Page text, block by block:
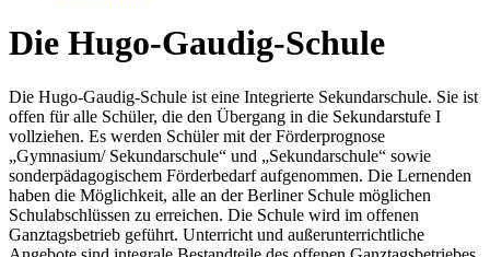
Die Hugo-Gaudig-Schule
Die Hugo-Gaudig-Schule ist eine Integrierte Sekundarschule. Sie ist
offen für alle Schüler, die den Übergang in die Sekundarstufe I
vollziehen. Es werden Schüler mit der Förderprognose
„Gymnasium/ Sekundarschule“ und „Sekundarschule“ sowie
sonderpädagogischem Förderbedarf aufgenommen. Die Lernenden
haben die Möglichkeit, alle an der Berliner Schule möglichen
Schulabschlüssen zu erreichen. Die Schule wird im offenen
Ganztagsbetrieb geführt. Unterricht und außerunterrichtliche